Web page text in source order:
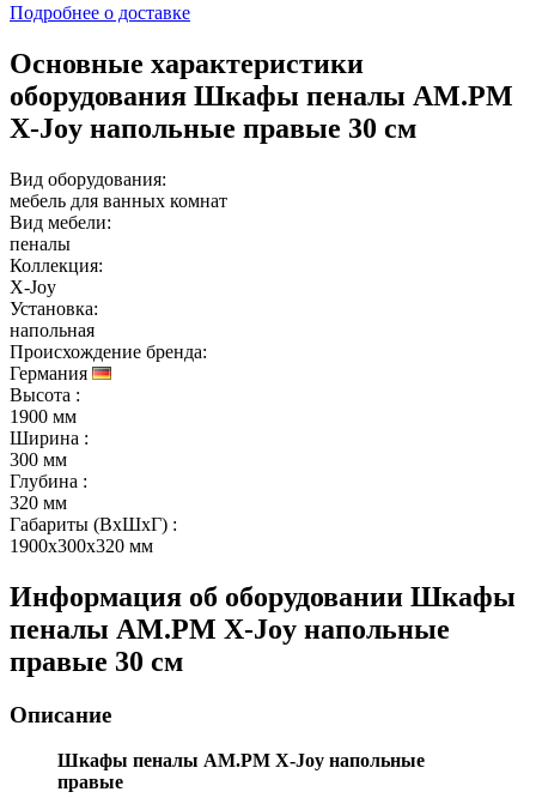
Подробнее о доставке
Основные характеристики
оборудования Шкафы пеналы AM.PM
X-Joy напольные правые 30 см
Вид оборудования:
мебель для ванных комнат
Вид мебели:
пеналы
Коллекция:
X-Joy
Установка:
напольная
Происхождение бренда:
Германия
Высота :
1900 мм
Ширина :
300 мм
Глубина :
320 мм
Габариты (ВхШхГ) :
1900x300x320 мм
Информация об оборудовании Шкафы
пеналы AM.PM X-Joy напольные
правые 30 см
Описание
Шкафы пеналы AM.PM X-Joy напольные
правые